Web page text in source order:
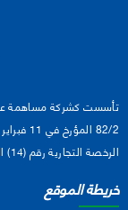
تأسست كشركة مساهمة
الرخصة التجارية رقم (14) الصادرة بتاريخ 1983/11/27
خريطة الموقع